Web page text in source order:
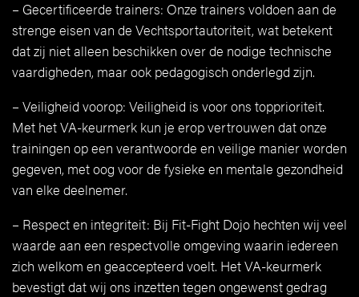
– Gecertificeerde trainers: Onze trainers voldoen aan de
strenge eisen van de Vechtsportautoriteit, wat betekent
dat zij niet alleen beschikken over de nodige technische
vaardigheden, maar ook pedagogisch onderlegd zijn.
– Veiligheid voorop: Veiligheid is voor ons topprioriteit.
Met het VA-keurmerk kun je erop vertrouwen dat onze
trainingen op een verantwoorde en veilige manier worden
gegeven, met oog voor de fysieke en mentale gezondheid
van elke deelnemer.
– Respect en integriteit: Bij Fit-Fight Dojo hechten wij veel
waarde aan een respectvolle omgeving waarin iedereen
zich welkom en geaccepteerd voelt. Het VA-keurmerk
bevestigt dat wij ons inzetten tegen ongewenst gedrag